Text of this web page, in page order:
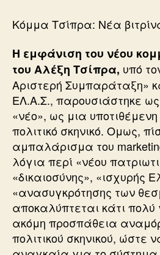
Κόμμα Τσίπρα: Νέα
Η εμφάνιση του νέου
του Αλέξη Τσίπρα, υπό
Αριστερή Συμπαράταξη»
ΕΛ.Α.Σ., παρουσιάστηκε
«νέο», ως μια
πολιτικό σκηνικό. Ομως,
αμπαλάρισμα του
λόγια περί «νέου
«δικαιοσύνης», «ισχυρής
«ανασυγκρότησης των
αποκαλύπτεται κάτι πολύ
ακόμη προσπάθεια
πολιτικού σκηνικού, ώστε